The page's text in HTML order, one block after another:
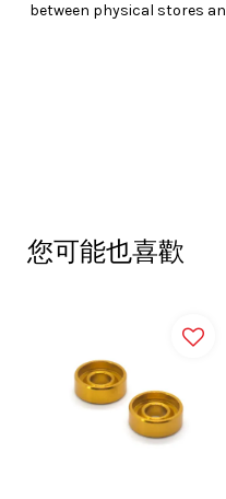
between physical stores
您可能也喜歡